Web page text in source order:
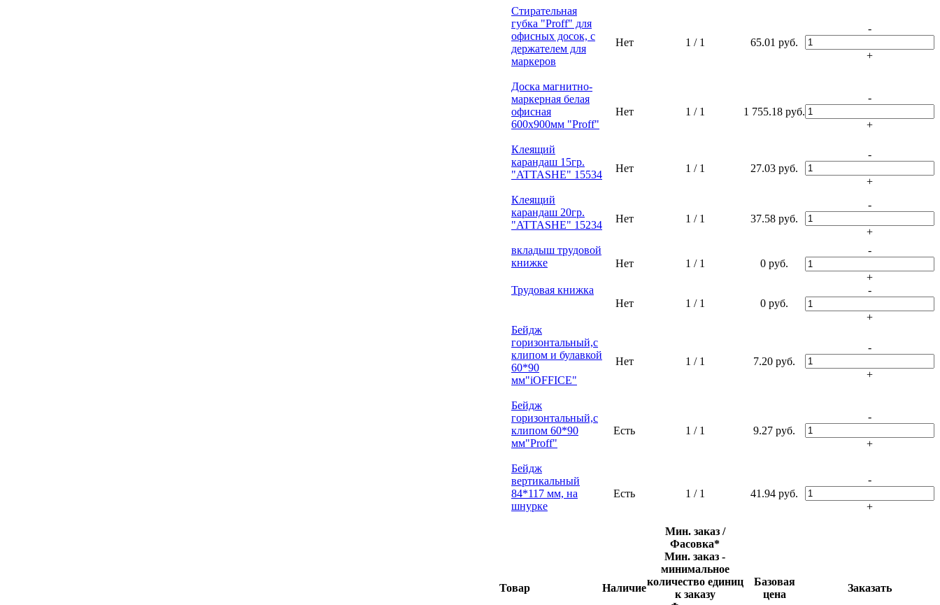
Стирательная
губка "Proff" для
офисных досок, с
держателем для
маркеров
Нет 1 / 1 65.01 руб.
-
+
Доска магнитно-
маркерная белая
офисная
600х900мм "Proff"
Нет 1 / 1 1 755.18 руб.
-
+
Клеящий
карандаш 15гр.
"ATTASHE" 15534
Нет 1 / 1 27.03 руб.
-
+
Клеящий
карандаш 20гр.
"ATTASHE" 15234
Нет 1 / 1 37.58 руб.
-
+
вкладыш трудовой
книжке
Нет 1 / 1 0 руб.
-
+
Трудовая книжка
Нет
1 / 1 0 руб.
-
+
Бейдж
горизонтальный,с
клипом и булавкой
60*90
мм"iOFFICE"
Нет 1 / 1 7.20 руб.
-
+
Бейдж
горизонтальный,с
клипом 60*90
мм"Proff"
Есть 1 / 1 9.27 руб.
-
+
Бейдж
вертикальный
84*117 мм, на
шнурке
Есть 1 / 1 41.94 руб.
-
+
Товар Наличие
Мин. заказ /
Фасовка*
Мин. заказ -
минимальное
количество единиц
к заказу
Базовая
цена
Заказать